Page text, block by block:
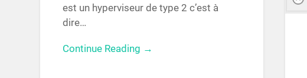
est un hyperviseur de type 2 c’est à
dire…
Continue Reading →